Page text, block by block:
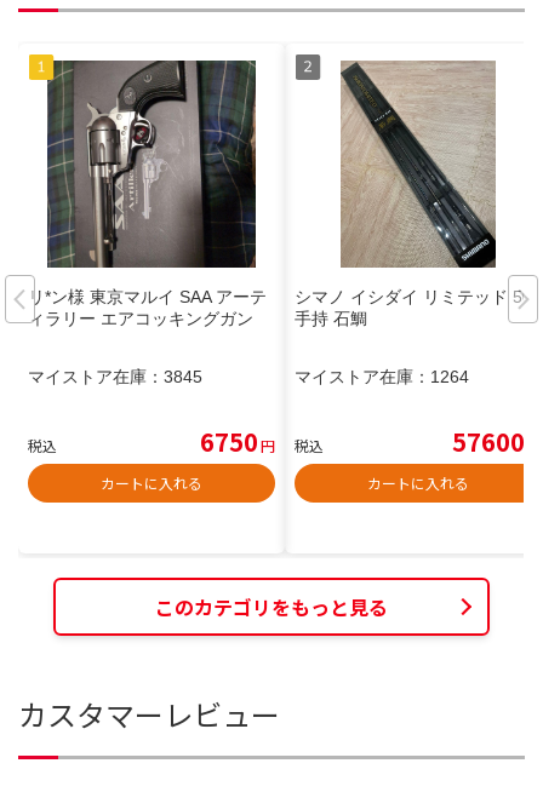
リ*ン様 東京マルイ SAA アーテ
ィラリー エアコッキングガン
マイストア在庫： 3845
税込 6750円
カートに入れる
シマノ イシダイ リミテッド 500
手持 石鯛
マイストア在庫： 1264
税込 57600
カートに入れる
このカテゴリをもっと見る
カスタマーレビュー